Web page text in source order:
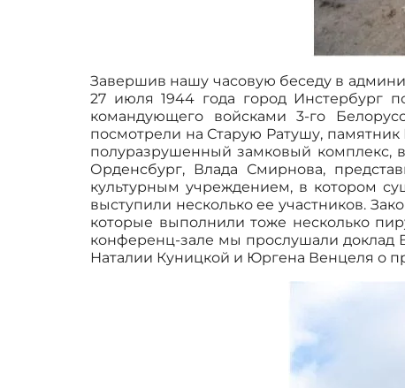
Завершив нашу часовую беседу в
27 июля 1944 года город Инстербург
командующего войсками 3-го
посмотрели на Старую Ратушу,
полуразрушенный замковый комплекс,
Орденсбург, Влада Смирнова,
культурным учреждением, в котором
выступили несколько ее участников.
которые выполнили тоже несколько
конференц-зале мы прослушали доклад
Наталии Куницкой и Юргена Венцеля о